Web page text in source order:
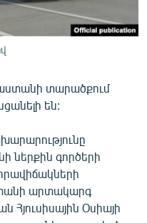
տարածքում
են:
ներքին գործերի
արտակարգ
Հյուսիսային Օսիայի